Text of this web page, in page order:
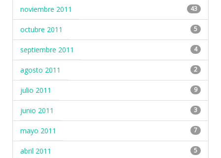
noviembre 2011 43
octubre 2011 5
septiembre 2011 4
agosto 2011 2
julio 2011 9
junio 2011 3
mayo 2011 7
abril 2011 5